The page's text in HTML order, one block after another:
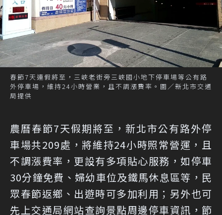
春節7天連假將至，三峽老街旁三峽國小地下停車場等公有路
外停車場，維持24小時營業，且不調漲費率。圖／新北市交通
局提供
農曆春節7天假期將至，新北市公有路外停
車場共209處，將維持24小時照常營運，且
不調漲費率，更設有多項貼心服務，如停車
30分鐘免費、婦幼車位及鐵馬休息區等，民
眾春節返鄉、出遊時可多加利用；另外也可
先上交通局網站查詢景點周邊停車資訊，節